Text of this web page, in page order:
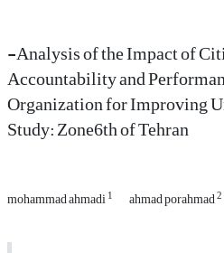
-Analysis of the Impact of
Accountability and
Organization for Improving
Study: Zone6th of Tehran
mohammad ahmadi1 ahmad porahmad2